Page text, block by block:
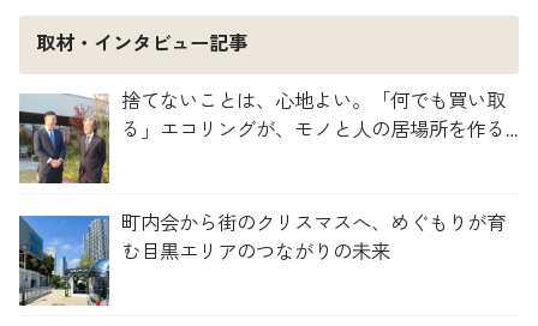
取材・インタビュー記事
捨てないことは、心地よい。「何でも買い取
る」エコリングが、モノと人の居場所を作る
町内会から街のクリスマスへ、めぐもりが育
む目黒エリアのつながりの未来